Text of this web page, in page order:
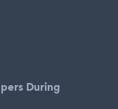
During